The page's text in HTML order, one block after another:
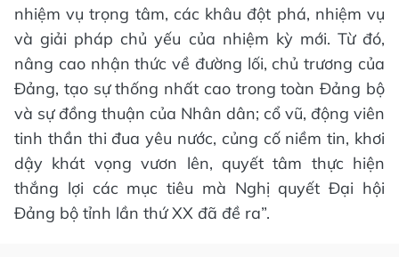
nhiệm vụ trọng tâm, các khâu đột phá, nhiệm vụ
và giải pháp chủ yếu của nhiệm kỳ mới. Từ đó,
nâng cao nhận thức về đường lối, chủ trương của
Đảng, tạo sự thống nhất cao trong toàn Đảng bộ
và sự đồng thuận của Nhân dân; cổ vũ, động viên
tinh thần thi đua yêu nước, củng cố niềm tin, khơi
dậy khát vọng vươn lên, quyết tâm thực hiện
thắng lợi các mục tiêu mà Nghị quyết Đại hội
Đảng bộ tỉnh lần thứ XX đã đề ra”.